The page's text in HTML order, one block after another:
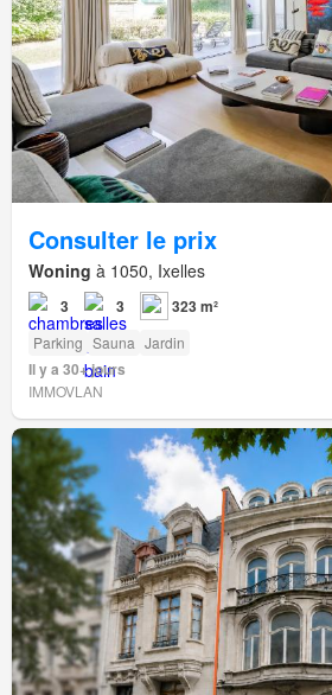
Consulter le prix
Woning à 1050, Ixelles
3 3 323 m²
Parking Sauna Jardin
Il y a 30+ jours
IMMOVLAN